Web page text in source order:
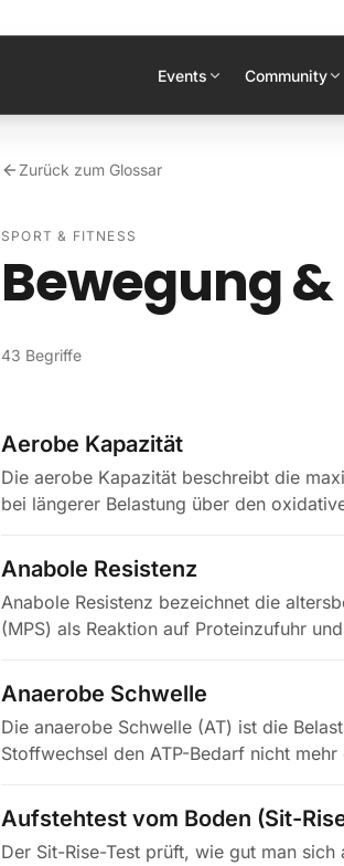
Events Community
Zurück zum Glossar
SPORT & FITNESS
Bewegung
43 Begriffe
Aerobe Kapazität
Die aerobe Kapazität beschreibt die
bei längerer Belastung über den
Anabole Resistenz
Anabole Resistenz bezeichnet die
(MPS) als Reaktion auf Proteinzufuhr
Anaerobe Schwelle
Die anaerobe Schwelle (AT) ist die
Stoffwechsel den ATP-Bedarf nicht
Aufstehtest vom Boden (Sit-
Der Sit-Rise-Test prüft, wie gut man